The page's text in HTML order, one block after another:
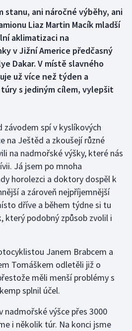
stanu, ani náročné výběhy, ani
Liaz Martin Macík mladší
aklimatizaci na
v Jižní Americe předčasný
Dakar. V místě slavného
už více než týden a
s jediným cílem, vylepšit
závodem spí v kyslíkových
na Ještěd a zkoušejí různé
na nadmořské výšky, které nás
Já jsem po mnoha
horolezci a doktory dospěl k
a zároveň nejpříjemnější
dříve a během týdne si tu
který podobný způsob zvolil i
Janem Brabcem a
Tomáškem odletěli již o
měli menší problémy s
splnil účel.
nadmořské výšce přes 3000
i několik túr. Na konci jsme